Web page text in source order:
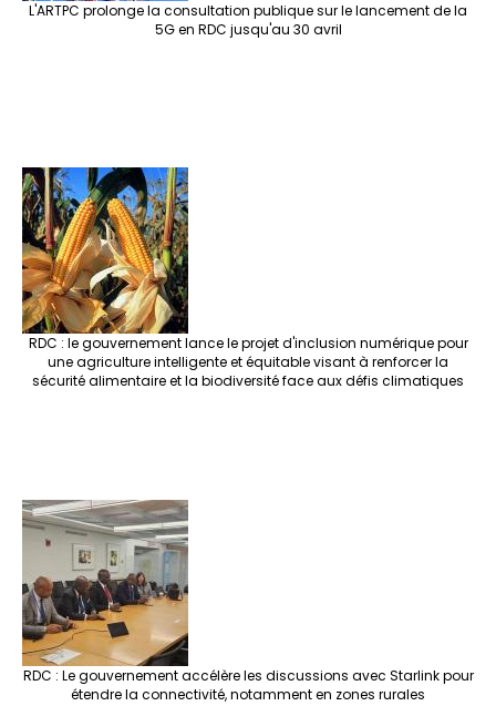
L'ARTPC prolonge la consultation publique sur le lancement de la
5G en RDC jusqu'au 30 avril
RDC : le gouvernement lance le projet d'inclusion numérique pour
une agriculture intelligente et équitable visant à renforcer la
sécurité alimentaire et la biodiversité face aux défis climatiques
RDC : Le gouvernement accélère les discussions avec Starlink pour
étendre la connectivité, notamment en zones rurales